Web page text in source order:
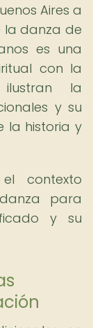
Aires a
la danza de
es una
con la
ilustran la
y su
la historia y
contexto
para
y su